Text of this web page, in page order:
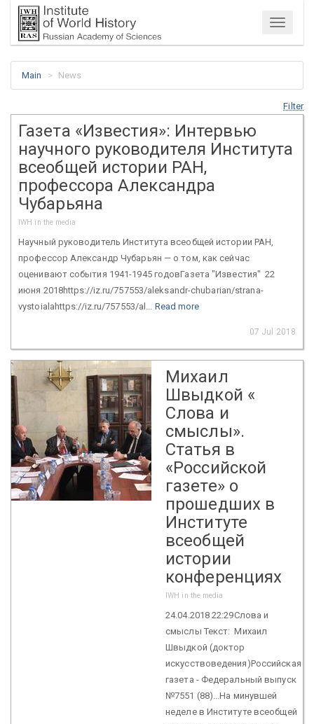
Menu
Main News
Filter
Газета «Известия»: Интервью
научного руководителя Института
всеобщей истории РАН,
профессора Александра
Чубарьяна
IWH in the media
Научный руководитель Института всеобщей истории РАН,
профессор Александр Чубарьян — о том, как сейчас
оценивают события 1941-1945 годовГазета "Известия" 22
июня 2018https://iz.ru/757553/aleksandr-chubarian/strana-
vystoialahttps://iz.ru/757553/al... Read more
07 Jul 2018
Михаил
Швыдкой «
Слова и
смыслы».
Статья в
«Российской
газете» о
прошедших в
Институте
всеобщей
истории
конференциях
IWH in the media
24.04.2018 22:29Слова и
смыслы Текст: Михаил
Швыдкой (доктор
искусствоведения)Российская
газета - Федеральный выпуск
№7551 (88)...На минувшей
неделе в Институте всеобщей